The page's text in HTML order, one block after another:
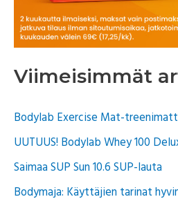
Viimeisimmät
Bodylab Exercise Mat-
UUTUUS! Bodylab Whey 100
Saimaa SUP Sun 10.6 SUP-lauta
Bodymaja: Käyttäjien tarinat